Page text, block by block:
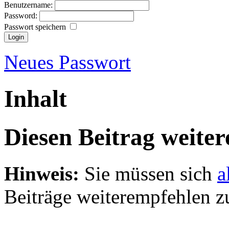
Benutzername:
Password:
Passwort speichern
Neues Passwort
Inhalt
Diesen Beitrag
Hinweis: Sie müssen sich
Beiträge weiterempfehlen